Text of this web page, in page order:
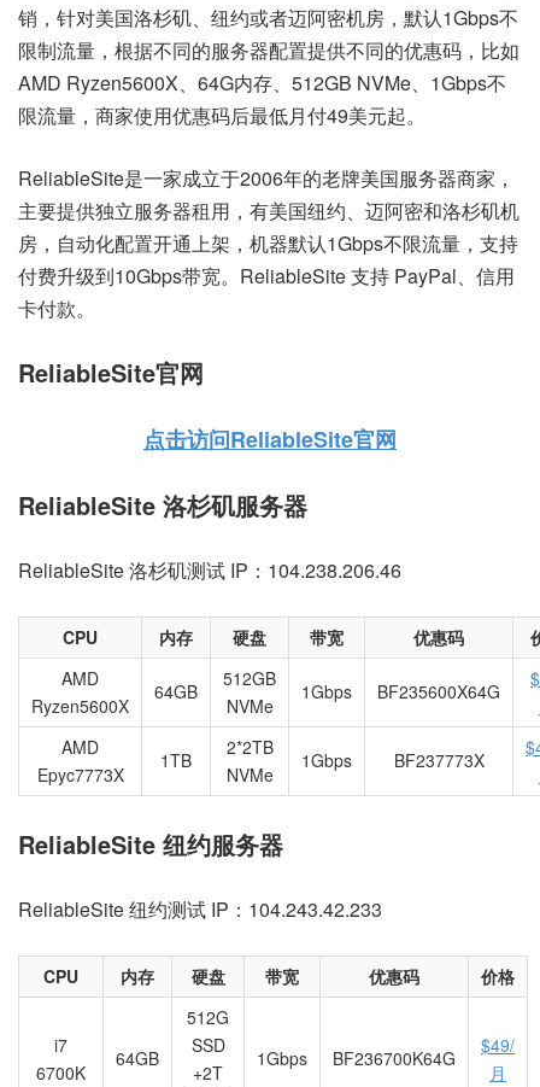
销，针对美国洛杉矶、纽约或者迈阿密机房，默认1Gbps不
限制流量，根据不同的服务器配置提供不同的优惠码，比如
AMD Ryzen5600X、64G内存、512GB NVMe、1Gbps不
限流量，商家使用优惠码后最低月付49美元起。
ReliableSite是一家成立于2006年的老牌美国服务器商家，
主要提供独立服务器租用，有美国纽约、迈阿密和洛杉矶机
房，自动化配置开通上架，机器默认1Gbps不限流量，支持
付费升级到10Gbps带宽。ReliableSite 支持 PayPal、信用
卡付款。
ReliableSite官网
点击访问ReliableSite官网
ReliableSite 洛杉矶服务器
ReliableSite 洛杉矶测试 IP：104.238.206.46
CPU 内存 硬盘 带宽 优惠码
AMD
Ryzen5600X
64GB
512GB
NVMe
1Gbps BF235600X64G
AMD
Epyc7773X
1TB
2*2TB
NVMe
1Gbps BF237773X
ReliableSite 纽约服务器
ReliableSite 纽约测试 IP：104.243.42.233
CPU 内存 硬盘 带宽 优惠码 价格
i7
6700K
64GB
512G
SSD
+2T
1Gbps BF236700K64G
$49/
月